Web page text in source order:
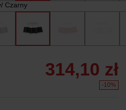
Czarny
314,10 zł
-10%